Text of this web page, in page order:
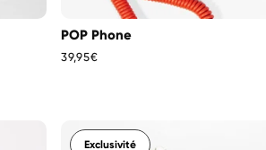
POP Phone
Prix
39,95€
Exclusivité